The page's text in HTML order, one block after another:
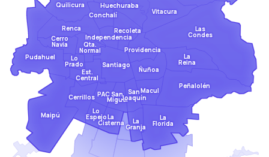
Maipú
Cerrillos
Est.
Central
Pudahuel Lo
Prado
Cerro
Navia
Santiago
Renca
Qta.
Normal
Recoleta
Independencia
Quilicura
Conchalí
La
Cisterna
Lo
Espejo
PACSan
Miguel
La
Granja
San
Joaquín
Providencia
Ñuñoa
La
Reina
Macul
La
Florida
Peñalolén
Las
Condes
Vitacura
Huechuraba